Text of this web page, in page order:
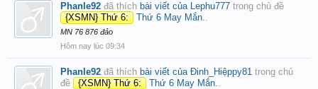
Phanle92 đã thích bài viết của Lephu777 trong chủ đề
{XSMN} Thứ 6:
Thứ 6 May Mắn..
MN 76 876 đảo
Hôm nay lúc 09:34
Phanle92 đã thích bài viết của Đinh_Hiệppy81 trong chủ
đề
{XSMN} Thứ 6: Thứ 6 May Mắn..